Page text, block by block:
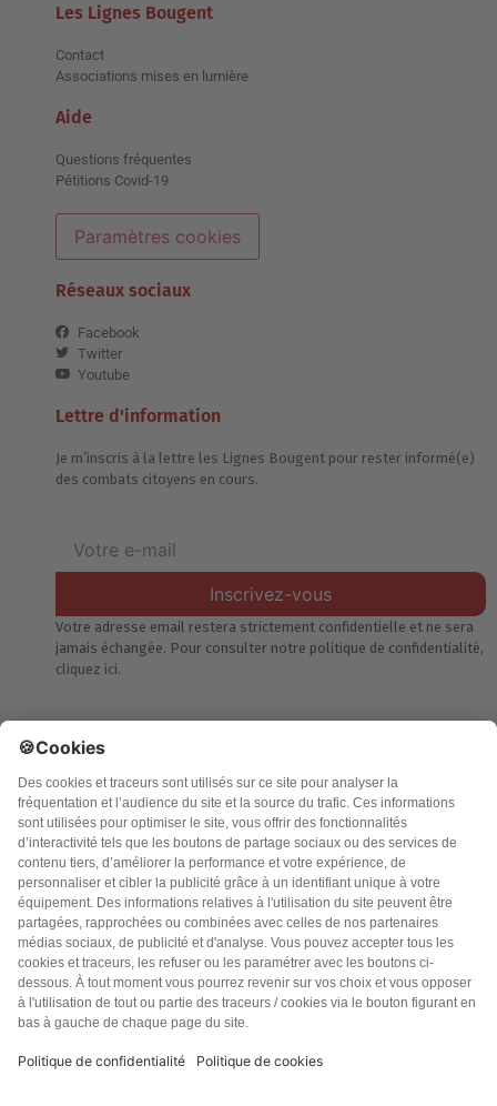
Les Lignes Bougent
Contact
Associations mises en lumière
Aide
Questions fréquentes
Pétitions Covid-19
Paramètres cookies
Réseaux sociaux
Facebook
Twitter
Youtube
Lettre d'information
Je m’inscris à la lettre les Lignes Bougent pour rester informé(e)
des combats citoyens en cours.
Inscrivez-vous
Votre adresse email restera strictement confidentielle et ne sera
jamais échangée. Pour consulter notre politique de confidentialité,
cliquez ici.
Accueil
Politique de confidentialité
Charte des contenus
Cookies